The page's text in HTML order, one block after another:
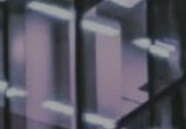
Digital Workplace &
Application & Data
Managed Services